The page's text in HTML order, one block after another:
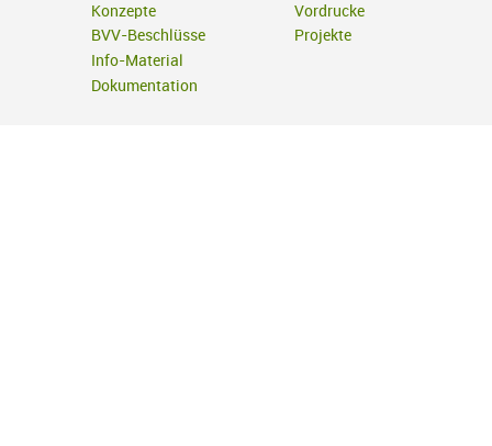
Konzepte
BVV-Beschlüsse
Info-Material
Dokumentation
Vordrucke
Projekte